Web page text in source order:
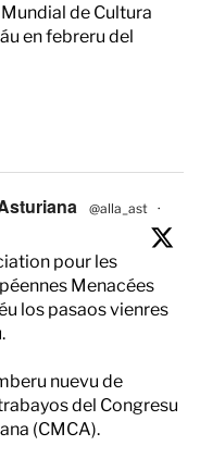
de Cultura
en febreru del
@alla_ast
·
pour les
Menacées
los pasaos vienres
nuevu de
del Congresu
(CMCA).